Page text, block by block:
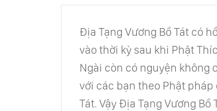
Địa Tạng Vương Bồ Tát có
vào thời kỳ sau khi Phật
Ngài còn có nguyện không
với các bạn theo Phật
Tát. Vậy Địa Tạng Vương Bồ